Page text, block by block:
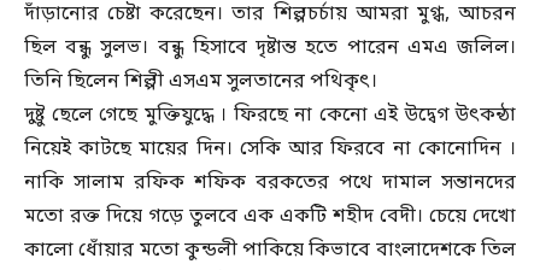
দাঁড়ানোর চেষ্টা করেছেন। তার শিল্পচর্চায় আমরা মুগ্ধ, আচরন
ছিল বন্ধু সুলভ। বন্ধু হিসাবে দৃষ্টান্ত হতে পারেন এমএ জলিল।
তিনি ছিলেন শিল্পী এসএম সুলতানের পথিকৃৎ।
দুষ্টু ছেলে গেছে মুক্তিযুদ্ধে । ফিরছে না কেনো এই উদ্বেগ উৎকন্ঠা
নিয়েই কাটছে মায়ের দিন। সেকি আর ফিরবে না কোনোদিন ।
নাকি সালাম রফিক শফিক বরকতের পথে দামাল সন্তানদের
মতো রক্ত দিয়ে গড়ে তুলবে এক একটি শহীদ বেদী। চেয়ে দেখো
কালো ধোঁয়ার মতো কুন্ডলী পাকিয়ে কিভাবে বাংলাদেশকে তিল